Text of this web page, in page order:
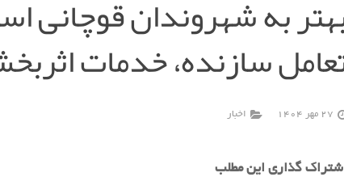
به شهروندان قوچانی
سازنده، خدمات
27 مهر 1404 اخبار
گذاری این مطلب